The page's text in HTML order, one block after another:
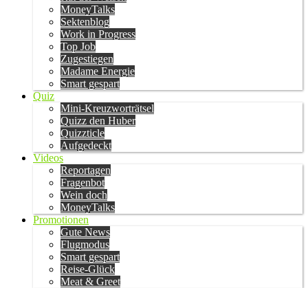
MoneyTalks
Sektenblog
Work in Progress
Top Job
Zugestiegen
Madame Energie
Smart gespart
Quiz
Mini-Kreuzworträtsel
Quizz den Huber
Quizzticle
Aufgedeckt
Videos
Reportagen
Fragenbot
Wein doch
MoneyTalks
Promotionen
Gute News
Flugmodus
Smart gespart
Reise-Glück
Meat & Greet